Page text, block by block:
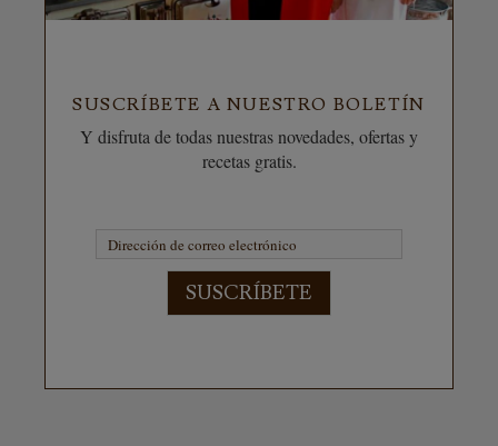
SUSCRÍBETE A NUESTRO BOLETÍN
Y disfruta de todas nuestras novedades, ofertas y
recetas gratis.
SUSCRÍBETE